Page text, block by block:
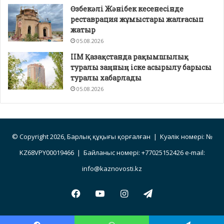
Өзбекәлі Жәнібек кесенесінде
реставрация жұмыстары жалғасып
жатыр
05.08.2026
ІІМ Қазақстанда рақымшылық
туралы заңның іске асырылу барысы
туралы хабарлады
05.08.2026
© Copyright 2026, Барлық құқығы қорғалған | Куәлік номері: №
KZ68VPY00019466 | Байланыс номері: +77025152426 e-mail:
info@kaznovosti.kz
Facebook
YouTubeInstagramTelegram